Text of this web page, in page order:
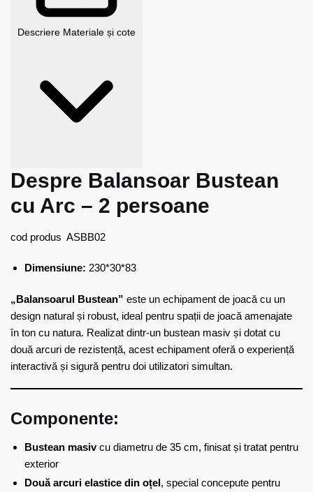
Descriere Materiale și cote
Despre Balansoar Bustean
cu Arc – 2 persoane
cod produs ASBB02
Dimensiune: 230*30*83
„Balansoarul Bustean” este un echipament de joacă cu un
design natural și robust, ideal pentru spații de joacă amenajate
în ton cu natura. Realizat dintr-un bustean masiv și dotat cu
două arcuri de rezistență, acest echipament oferă o experiență
interactivă și sigură pentru doi utilizatori simultan.
Componente:
Bustean masivcu diametru de 35 cm, finisat și tratat pentru
exterior
Două arcuri elastice din oțel, special concepute pentru